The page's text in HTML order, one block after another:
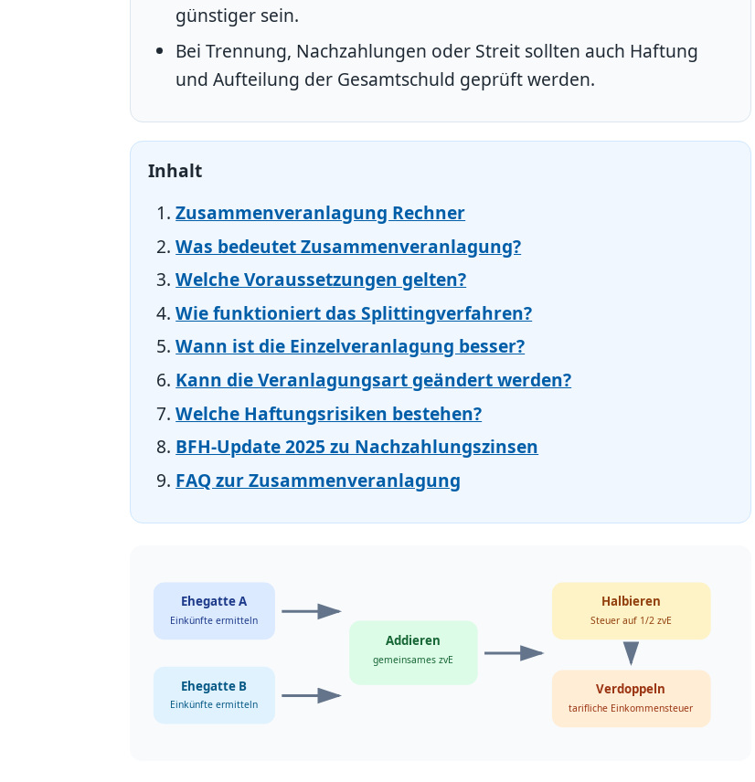
günstiger sein.
Bei Trennung, Nachzahlungen oder Streit sollten auch Haftung
und Aufteilung der Gesamtschuld geprüft werden.
Inhalt
Zusammenveranlagung Rechner
Was bedeutet Zusammenveranlagung?
Welche Voraussetzungen gelten?
Wie funktioniert das Splittingverfahren?
Wann ist die Einzelveranlagung besser?
Kann die Veranlagungsart geändert werden?
Welche Haftungsrisiken bestehen?
BFH-Update 2025 zu Nachzahlungszinsen
FAQ zur Zusammenveranlagung
Ehegatte A
Einkünfte ermitteln
Ehegatte B
Einkünfte ermitteln
Addieren
gemeinsames zvE
Halbieren
Steuer auf 1/2 zvE
Verdoppeln
tarifliche Einkommensteuer